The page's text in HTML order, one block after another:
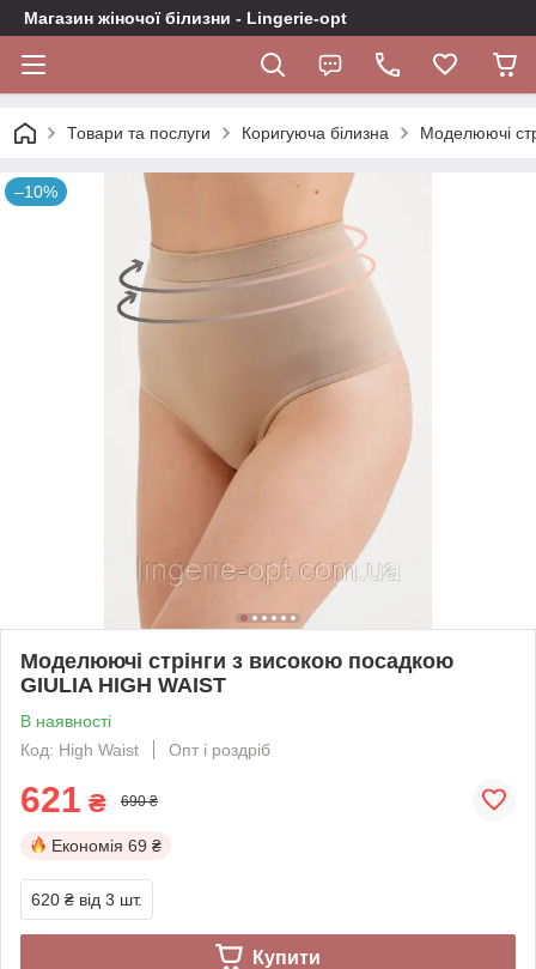
Магазин жіночої білизни - Lingerie-opt
Товари та послуги Коригуюча білизна Моделюючі
–10%
Моделюючі стрінги з високою посадкою
GIULIA HIGH WAIST
В наявності
Код: High Waist
Опт і роздріб
621 ₴ 690 ₴
Економія 69 ₴
620 ₴ від 3 шт.
Купити